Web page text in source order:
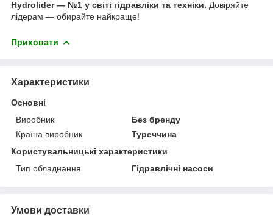
Hydrolider — №1 у світі гідравліки та техніки. Довіряйте
лідерам — обирайте найкраще!
Приховати
Характеристики
Основні
Виробник
Без бренду
Країна виробник
Туреччина
Користувальницькі характеристики
Тип обладнання
Гідравлічні насоси
Умови доставки